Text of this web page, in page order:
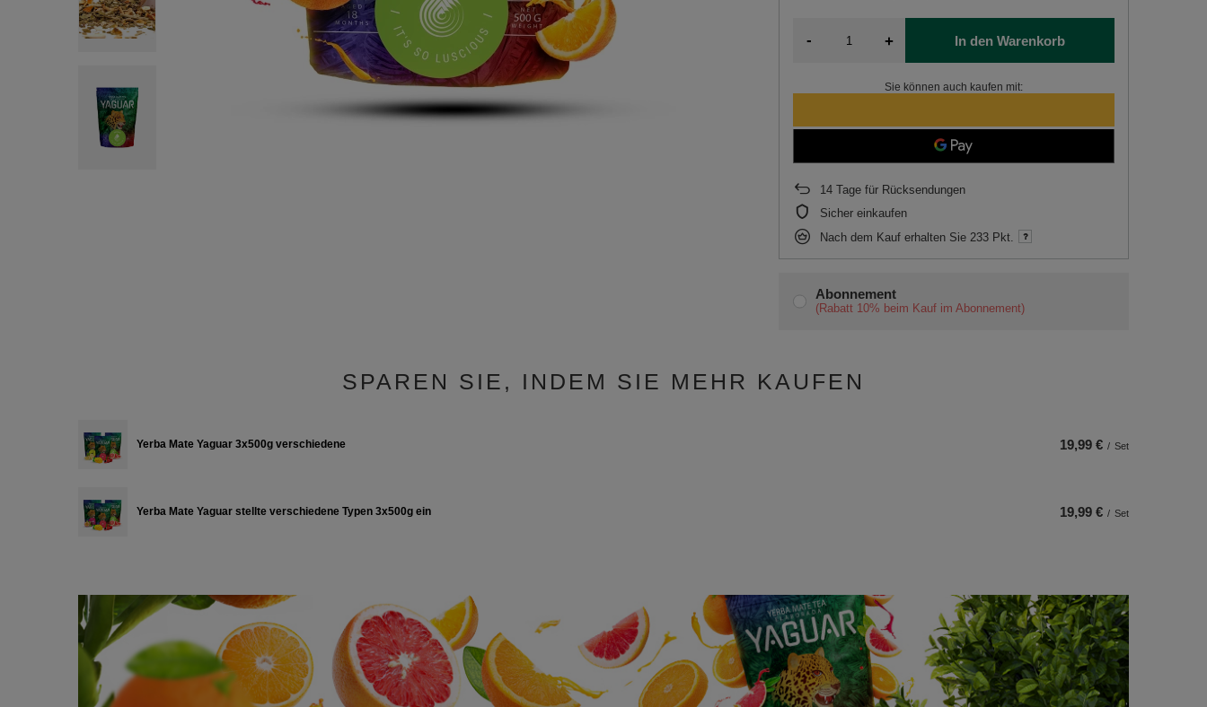
Abonnement
(Rabatt 10% beim Kauf im Abonnement)
- + In den Warenkorb
Sie können auch kaufen mit:
14 Tage für Rücksendungen
Sicher einkaufen
Nach dem Kauf erhalten Sie 233 Pkt.
SPAREN SIE, INDEM SIE MEHR KAUFEN
Yerba Mate Yaguar 3x500g verschiedene 19,99 € / Set
Yerba Mate Yaguar stellte verschiedene Typen 3x500g ein 19,99 € / Set